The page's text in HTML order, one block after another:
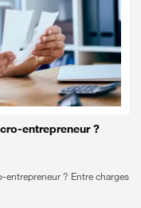
entrepreneur ?
? Entre charges